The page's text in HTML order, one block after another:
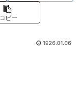
コピー
1926.01.06